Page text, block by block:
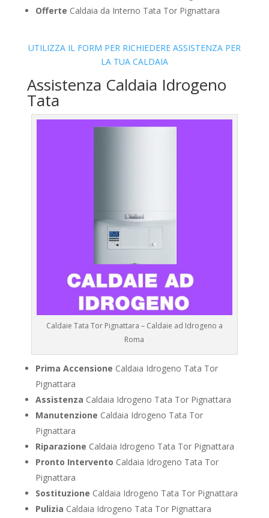
Offerte Caldaia da Interno Tata Tor Pignattara
UTILIZZA IL FORM PER RICHIEDERE ASSISTENZA PER
LA TUA CALDAIA
Assistenza Caldaia Idrogeno
Tata
Caldaie Tata Tor Pignattara – Caldaie ad Idrogeno a
Roma
Prima Accensione Caldaia Idrogeno Tata Tor
Pignattara
Assistenza Caldaia Idrogeno Tata Tor Pignattara
Manutenzione Caldaia Idrogeno Tata Tor
Pignattara
Riparazione Caldaia Idrogeno Tata Tor Pignattara
Pronto Intervento Caldaia Idrogeno Tata Tor
Pignattara
Sostituzione Caldaia Idrogeno Tata Tor Pignattara
Pulizia Caldaia Idrogeno Tata Tor Pignattara